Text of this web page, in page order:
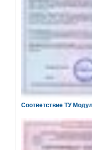
Соответствие ТУ